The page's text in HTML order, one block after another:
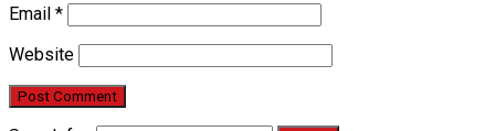
Email *
Website